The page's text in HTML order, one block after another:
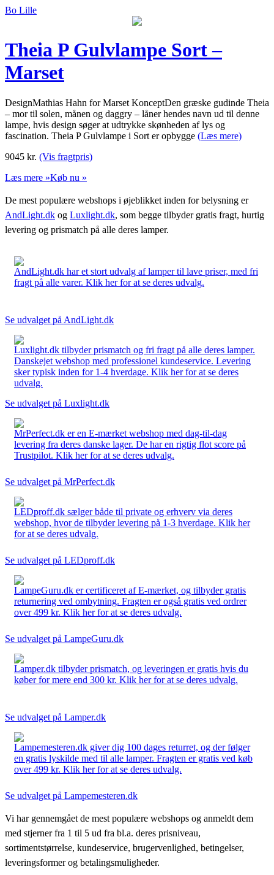
Bo Lille
Theia P Gulvlampe Sort –
Marset
DesignMathias Hahn for Marset KonceptDen græske gudinde Theia
– mor til solen, månen og daggry – låner hendes navn ud til denne
lampe, hvis design søger at udtrykke skønheden af lys og
fascination. Theia P Gulvlampe i Sort er opbygge (Læs mere)
9045 kr. (Vis fragtpris)
Læs mere »Køb nu »
De mest populære webshops i øjeblikket inden for belysning er
AndLight.dk og Luxlight.dk, som begge tilbyder gratis fragt, hurtig
levering og prismatch på alle deres lamper.
AndLight.dk har et stort udvalg af lamper til lave priser, med fri
fragt på alle varer. Klik her for at se deres udvalg.
Se udvalget på AndLight.dk
Luxlight.dk tilbyder prismatch og fri fragt på alle deres lamper.
Danskejet webshop med professionel kundeservice. Levering
sker typisk inden for 1-4 hverdage. Klik her for at se deres
udvalg.
Se udvalget på Luxlight.dk
MrPerfect.dk er en E-mærket webshop med dag-til-dag
levering fra deres danske lager. De har en rigtig flot score på
Trustpilot. Klik her for at se deres udvalg.
Se udvalget på MrPerfect.dk
LEDproff.dk sælger både til private og erhverv via deres
webshop, hvor de tilbyder levering på 1-3 hverdage. Klik her
for at se deres udvalg.
Se udvalget på LEDproff.dk
LampeGuru.dk er certificeret af E-mærket, og tilbyder gratis
returnering ved ombytning. Fragten er også gratis ved ordrer
over 499 kr. Klik her for at se deres udvalg.
Se udvalget på LampeGuru.dk
Lamper.dk tilbyder prismatch, og leveringen er gratis hvis du
køber for mere end 300 kr. Klik her for at se deres udvalg.
Se udvalget på Lamper.dk
Lampemesteren.dk giver dig 100 dages returret, og der følger
en gratis lyskilde med til alle lamper. Fragten er gratis ved køb
over 499 kr. Klik her for at se deres udvalg.
Se udvalget på Lampemesteren.dk
Vi har gennemgået de mest populære webshops og anmeldt dem
med stjerner fra 1 til 5 ud fra bl.a. deres prisniveau,
sortimentstørrelse, kundeservice, brugervenlighed, betingelser,
leveringsformer og betalingsmuligheder.